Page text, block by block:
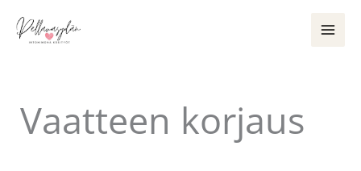
sisältöön
Vaatteen korjaus